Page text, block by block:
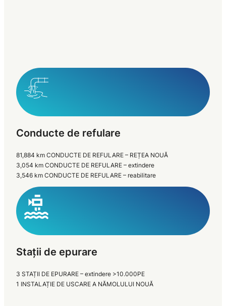
Conducte de refulare
81,884 km CONDUCTE DE REFULARE – REȚEA NOUĂ
3,054 km CONDUCTE DE REFULARE – extindere
3,546 km CONDUCTE DE REFULARE – reabilitare
Stații de epurare
3 STAȚII DE EPURARE – extindere >10.000PE
1 INSTALAȚIE DE USCARE A NĂMOLULUI NOUĂ